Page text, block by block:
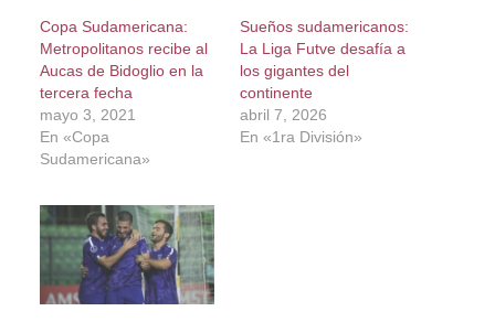
Copa Sudamericana:
Metropolitanos recibe al
Aucas de Bidoglio en la
tercera fecha
mayo 3, 2021
En «Copa
Sudamericana»
Sueños sudamericanos:
La Liga Futve desafía a
los gigantes del
continente
abril 7, 2026
En «1ra División»